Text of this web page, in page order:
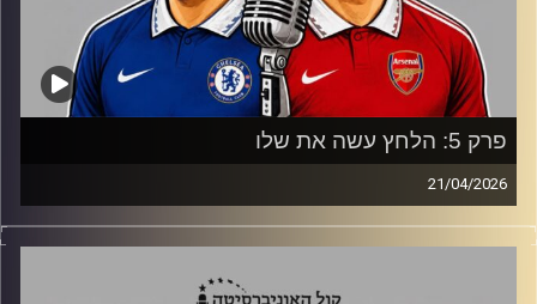
פרק 5: הלחץ עשה את שלו
21/04/2026
סיטי תלויה רק בעצמה, הלונדיוניות ממשיכות לאכזב והמירוץ
לליגת האלופות פתוח מתמיד.